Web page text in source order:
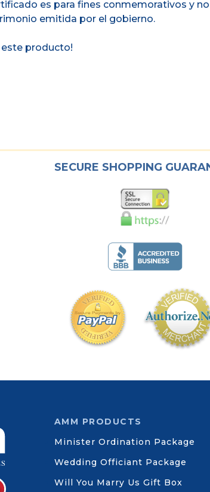
es para fines conmemorativos y no
emitida por el gobierno.
este producto!
SECURE SHOPPING
AMM PRODUCTS
Minister Ordination Package
Wedding Officiant Package
Will You Marry Us Gift Box